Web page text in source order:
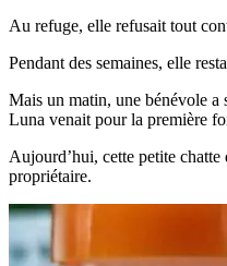
Au refuge, elle refusait tout
Pendant des semaines, elle
Mais un matin, une bénévole a
Luna venait pour la première
Aujourd’hui, cette petite
propriétaire.